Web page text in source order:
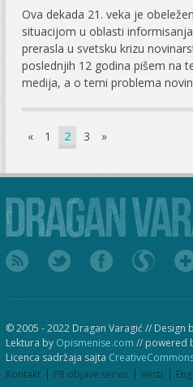
Ova dekada 21. veka je
situacijom u oblasti
prerasla u svetsku krizu
poslednjih 12 godina pišem na
medija, a o temi problema
« 1 2 3 »
© 2005 - 2022 Dragan Varagić // Design
Lektura by Opismenise.com // powered
Licenca sadržaja sajta
Kontakt
PR objave servis Vesti